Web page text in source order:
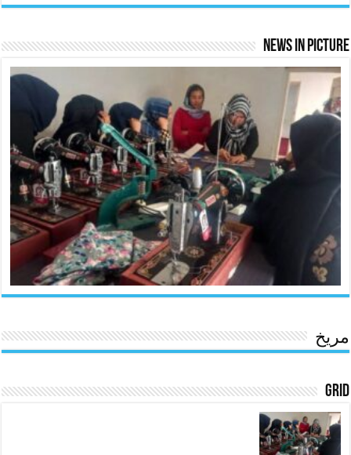
News In Picture
مریخ
Grid